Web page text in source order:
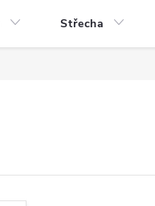
Střecha